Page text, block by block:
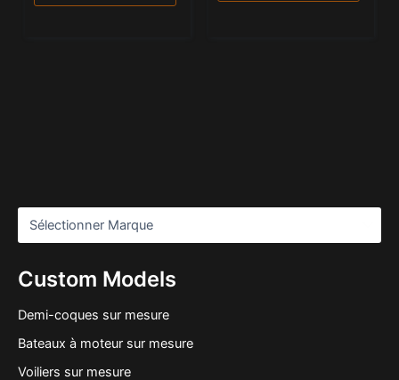
Custom Models
Demi-coques sur mesure
Bateaux à moteur sur mesure
Voiliers sur mesure